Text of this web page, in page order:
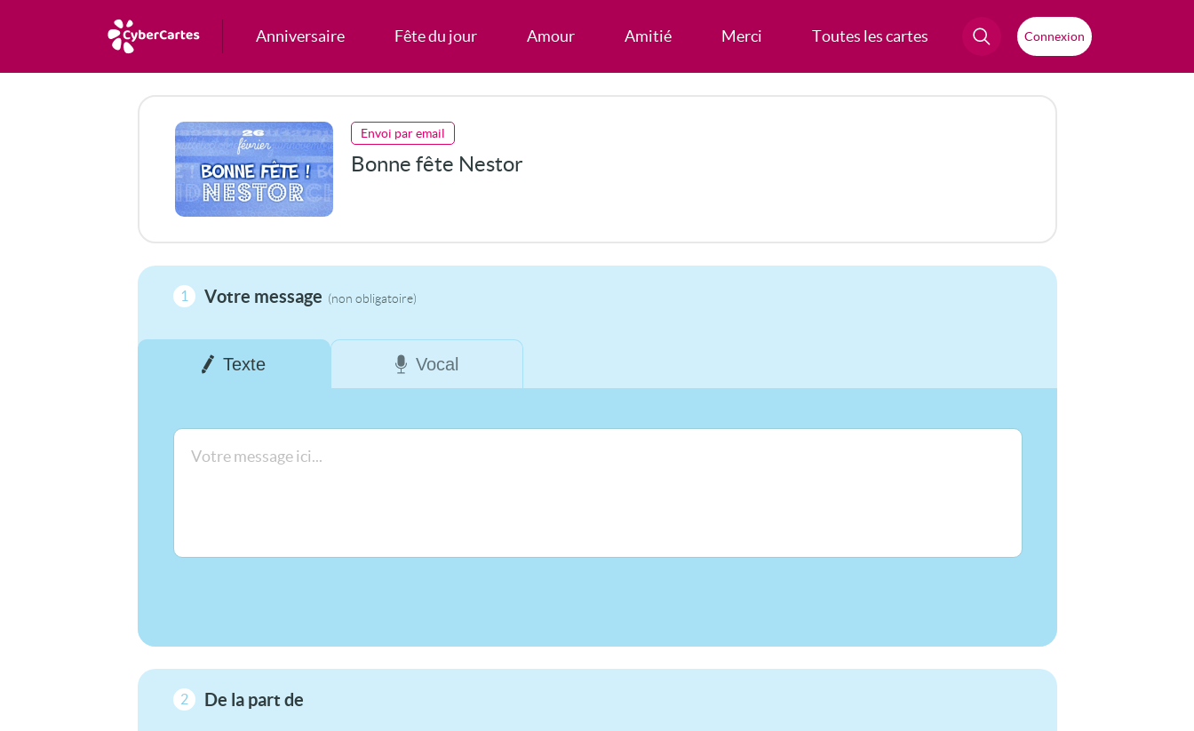
Anniversaire Fête du jour Amour Amitié Merci Toutes les cartes Connexion
Envoi par email
Bonne fête Nestor
1 Votre message (non obligatoire)
Texte Vocal
2 De la part de